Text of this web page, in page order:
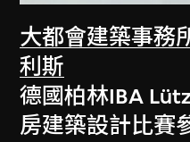
大都會建築事務
利斯
德國柏林IBA
房建築設計比賽